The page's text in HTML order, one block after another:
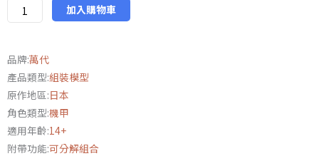
EXM-
A9sg
比
納
帝
歐
(將
軍
加入購物車
品牌:萬代
產品類型:組裝模型
原作地區:日本
角色類型:機甲
適用年齡:14+
附帶功能:可分解組合